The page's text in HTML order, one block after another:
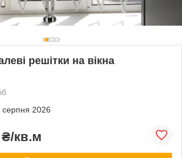
решітки на вікна
серпня 2026
₴/кв.м